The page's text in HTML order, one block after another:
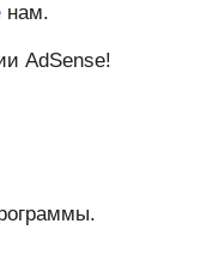
нам.
AdSense!